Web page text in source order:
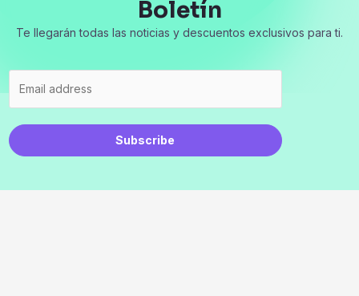
Boletín
Te llegarán todas las noticias y descuentos exclusivos para ti.
Subscribe